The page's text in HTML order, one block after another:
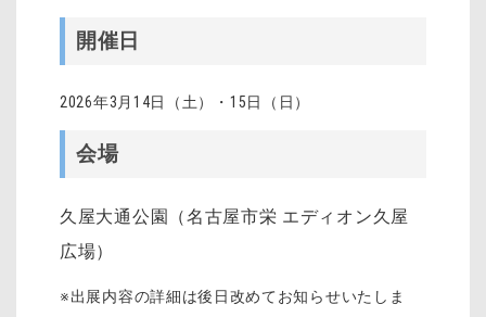
開催日
2026年3月 14日（土）・ 15日（日）
会場
久屋大通公園（名古屋市栄 エディオン久屋
広場）
※出展内容の詳細は後日改めてお知らせいたしま